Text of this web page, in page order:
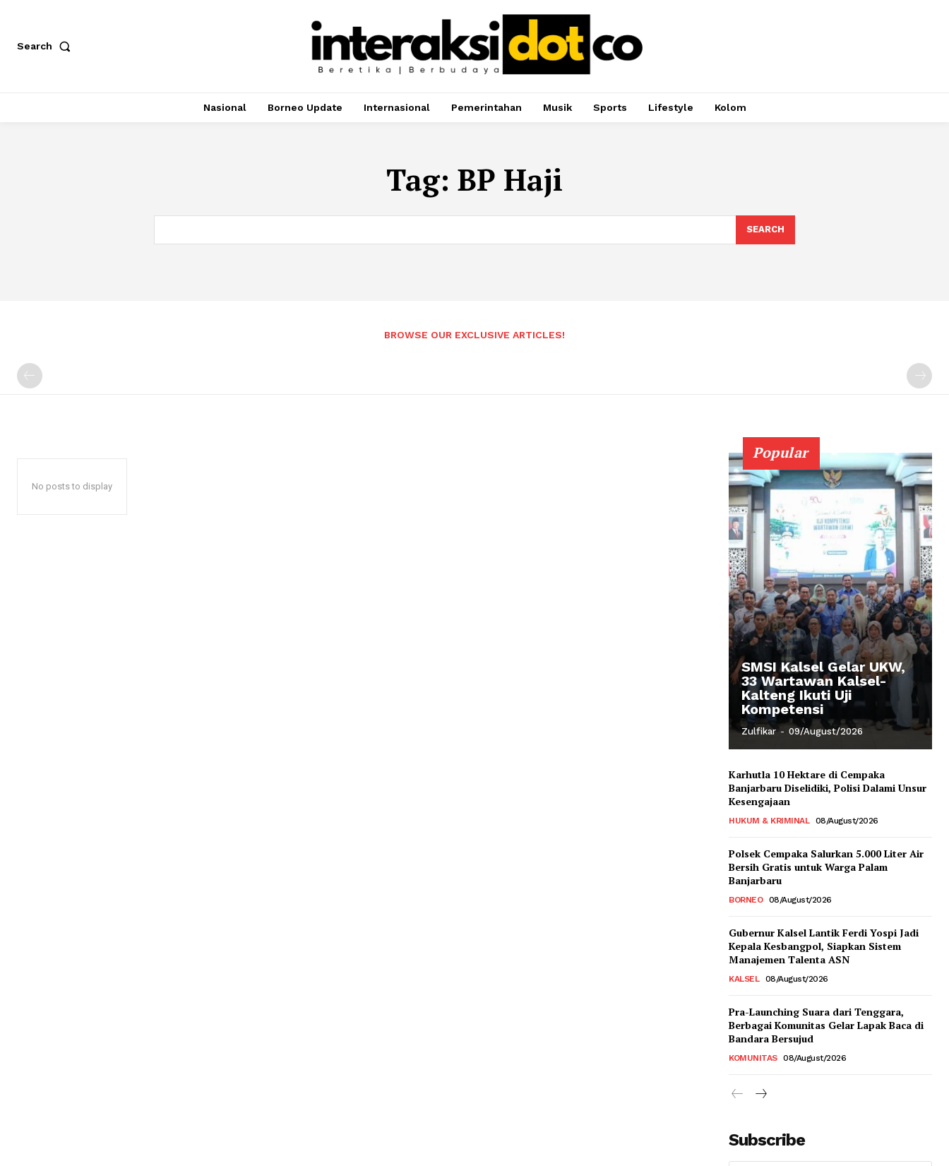
Search
Nasional Borneo Update Internasional Pemerintahan Musik Sports Lifestyle Kolom
Tag: BP Haji
SEARCH
BROWSE OUR EXCLUSIVE ARTICLES!
No posts to display
Popular
SMSI Kalsel Gelar UKW,
33 Wartawan Kalsel-
Kalteng Ikuti Uji
Kompetensi
Zulfikar - 09/August/2026
Karhutla 10 Hektare di Cempaka
Banjarbaru Diselidiki, Polisi Dalami Unsur
Kesengajaan
HUKUM & KRIMINAL 08/August/2026
Polsek Cempaka Salurkan 5.000 Liter Air
Bersih Gratis untuk Warga Palam
Banjarbaru
BORNEO 08/August/2026
Gubernur Kalsel Lantik Ferdi Yospi Jadi
Kepala Kesbangpol, Siapkan Sistem
Manajemen Talenta ASN
KALSEL 08/August/2026
Pra-Launching Suara dari Tenggara,
Berbagai Komunitas Gelar Lapak Baca di
Bandara Bersujud
KOMUNITAS 08/August/2026
Subscribe